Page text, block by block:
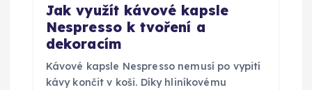
Jak využít kávové kapsle
Nespresso k tvoření a
dekoracím
Kávové kapsle Nespresso nemusí po vypití
kávy končit v koši. Díky hliníkovému